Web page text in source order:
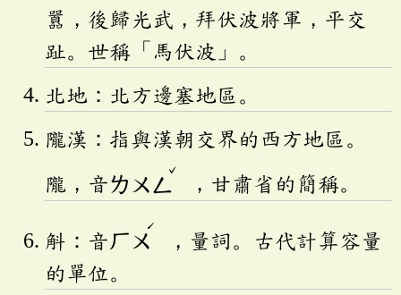
囂，後歸光武，拜伏波將軍，平交
趾。世稱「馬伏波」。
北地：北方邊塞地區。
隴漢：指與漢朝交界的西方地區。
隴，音ㄌㄨㄥ
ˇ
，甘肅省的簡稱。
斛：音ㄏㄨ
ˊ
，量詞。古代計算容量
的單位。